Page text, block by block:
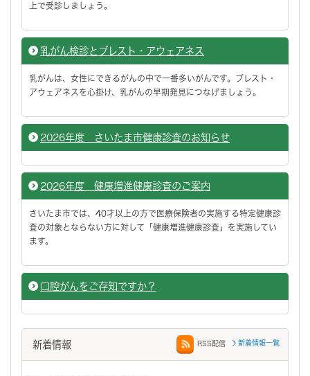
上で受診しましょう。
乳がん検診とブレスト・アウェアネス
乳がんは、女性にできるがんの中で一番多いがんです。ブレスト・
アウェアネスを心掛け、乳がんの早期発見につなげましょう。
2026年度 さいたま市健康診査のお知らせ
2026年度 健康増進健康診査のご案内
さいたま市では、40才以上の方で医療保険者の実施する特定健康診
査の対象とならない方に対して「健康増進健康診査」を実施してい
ます。
口腔がんをご存知ですか？
新着情報 新着情報一覧
RSS配信